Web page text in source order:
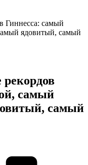
Гиннесса: самый
ядовитый, самый
самый
самый